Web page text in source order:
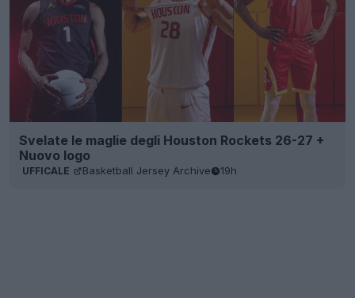
Svelate le maglie degli Houston Rockets 26-27 +
Nuovo logo
UFFICALE Basketball Jersey Archive 19h